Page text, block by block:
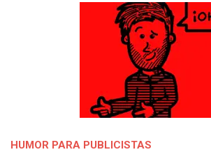
HUMOR PARA PUBLICISTAS